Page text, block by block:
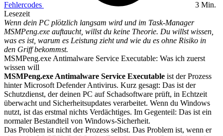
Fehlercodes
3 Min.
Lesezeit
Wenn dein PC plötzlich langsam wird und im Task-Manager
MSMPeng.exe auftaucht, willst du keine Theorie. Du willst wissen,
was es ist, warum es Leistung zieht und wie du es ohne Risiko in
den Griff bekommst.
MSMPeng.exe Antimalware Service Executable: Was ich zuerst
wissen will
MSMPeng.exe Antimalware Service Executable ist der Prozess
hinter Microsoft Defender Antivirus. Kurz gesagt: Das ist der
Schutzdienst, der deinen PC auf Schadsoftware prüft, in Echtzeit
überwacht und Sicherheitsupdates verarbeitet. Wenn du Windows
nutzt, ist das erstmal nichts Verdächtiges. Im Gegenteil: Das ist ein
normaler Bestandteil von Windows-Sicherheit.
Das Problem ist nicht der Prozess selbst. Das Problem ist, wenn er